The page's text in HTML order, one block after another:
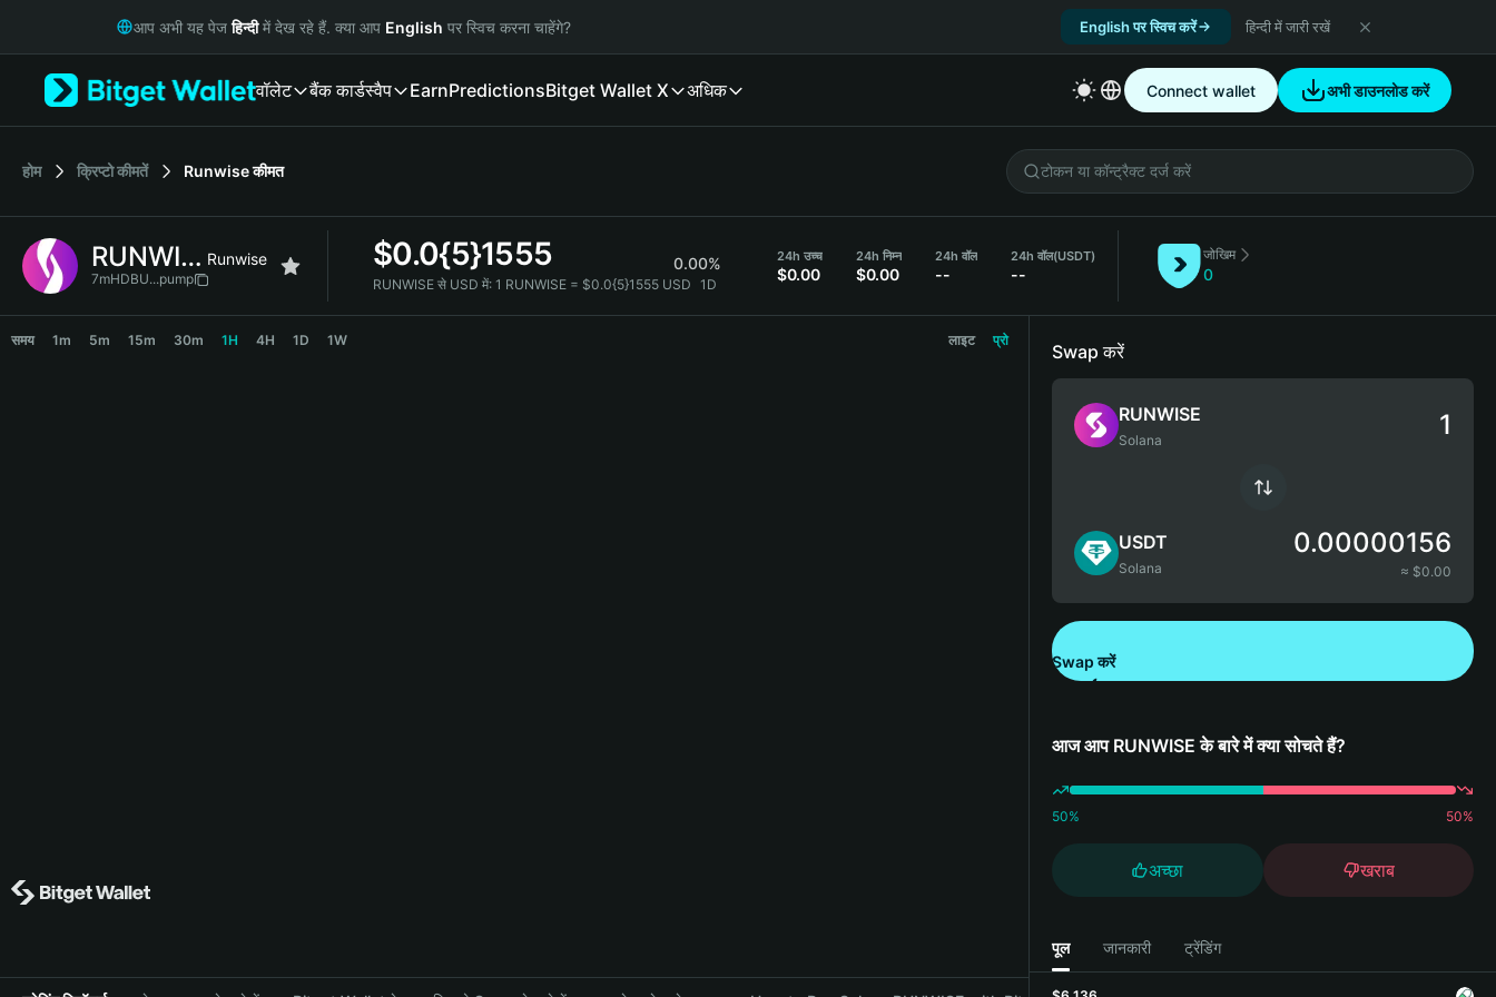
Русский
Italiano
简体中文
繁體中文
Bahasa Indonesia
आप अभी यह पेजहिन्दीमें देख रहे हैं. क्या आप English पर स्विच करना चाहेंगे? English पर स्विच करें हिन्दी में जारी रखें
वॉलेट बैंक कार्डस्वैप EarnPredictionsBitget Wallet X अधिक Connect wallet अभी डाउनलोड करें
होम क्रिप्टो कीमतें Runwiseकीमत
RUNWISE Runwise
7mHDBU...pump
$0.0{5}1555 0.00%
RUNWISE से USD में: 1 RUNWISE = $0.0{5}1555 USD 1D
24h उच्च
$0.00
24h निम्न
$0.00
24h वॉल
--
24h वॉल(USDT)
--
जोखिम
0
समय 1m 5m 15m 30m 1H 4H 1D 1W लाइट प्रो
Swap करें
RUNWISE
Solana
USDT
Solana
0.00000156
≈ $0.00
Swap करें
आज आप RUNWISE के बारे में क्या सोचते हैं?
50% 50%
अच्छा खराब
पूल जानकारी ट्रेंडिंग